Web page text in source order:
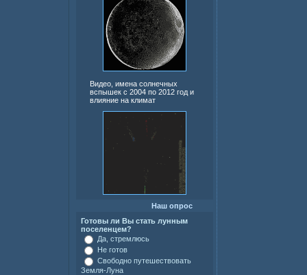
Видео, имена солнечных
вспышек с 2004 по 2012 год и
влияние на климат
Наш опрос
Готовы ли Вы стать лунным
поселенцем?
Да, стремлюсь
Не готов
Свободно путешествовать
Земля-Луна